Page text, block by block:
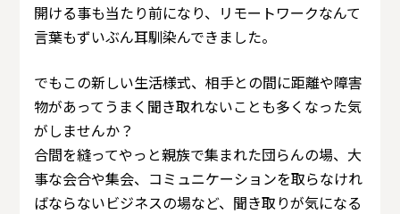
開ける事も当たり前になり、リモートワークなんて
言葉もずいぶん耳馴染んできました。
でもこの新しい生活様式、相手との間に距離や障害
物があってうまく聞き取れないことも多くなった気
がしませんか？
合間を縫ってやっと親族で集まれた団らんの場、大
事な会合や集会、コミュニケーションを取らなけれ
ばならないビジネスの場など、聞き取りが気になる